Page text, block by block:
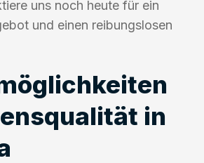
uns noch heute für ein
und einen reibungslosen
in